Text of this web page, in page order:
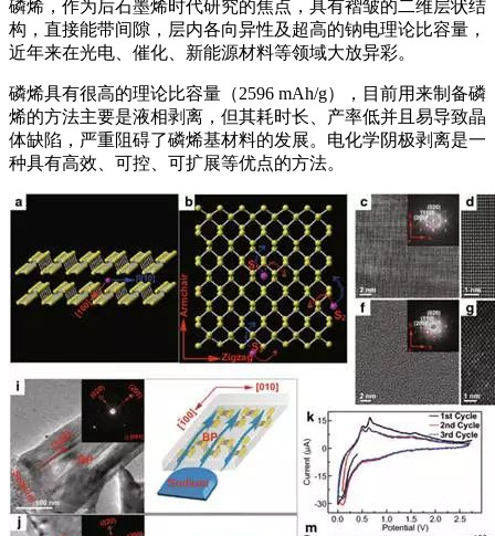
磷烯，作为后石墨烯时代研究的焦点，具有褶皱的二维层状结
构，直接能带间隙，层内各向异性及超高的钠电理论比容量，
近年来在光电、催化、新能源材料等领域大放异彩。
磷烯具有很高的理论比容量（2596 mAh/g），目前用来制备磷
烯的方法主要是液相剥离，但其耗时长、产率低并且易导致晶
体缺陷，严重阻碍了磷烯基材料的发展。电化学阴极剥离是一
种具有高效、可控、可扩展等优点的方法。